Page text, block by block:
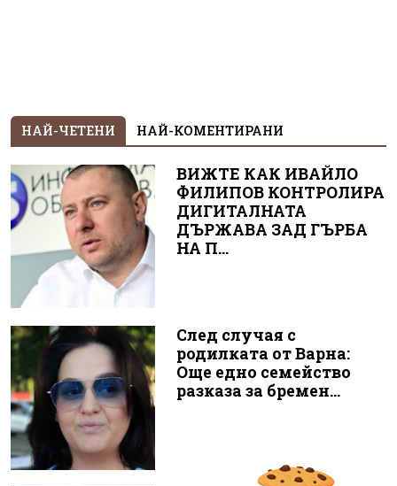
НАЙ-ЧЕТЕНИ НАЙ-КОМЕНТИРАНИ
ВИЖТЕ КАК ИВАЙЛО
ФИЛИПОВ КОНТРОЛИРА
ДИГИТАЛНАТА
ДЪРЖАВА ЗАД ГЪРБА
НА П...
След случая с
родилката от Варна:
Още едно семейство
разказа за бремен...